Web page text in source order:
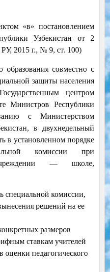
«в» постановлением
Узбекистан от 2
2015 г., № 9, ст. 100)
образования совместно с
защиты населения
центром
Министров Республики
с Министерством
в двухнедельный
в установленном порядке
комиссии при
учреждении — школе,
специальной комиссии,
решений на ее
размеров
ставкам учителей
оценки педагогического